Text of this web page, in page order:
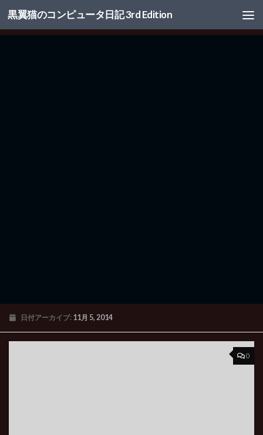
コンテンツへスキップ
黒翼猫のコンピュータ日記 3rd Edition
日付アーカイブ: 11月 5, 2014
0